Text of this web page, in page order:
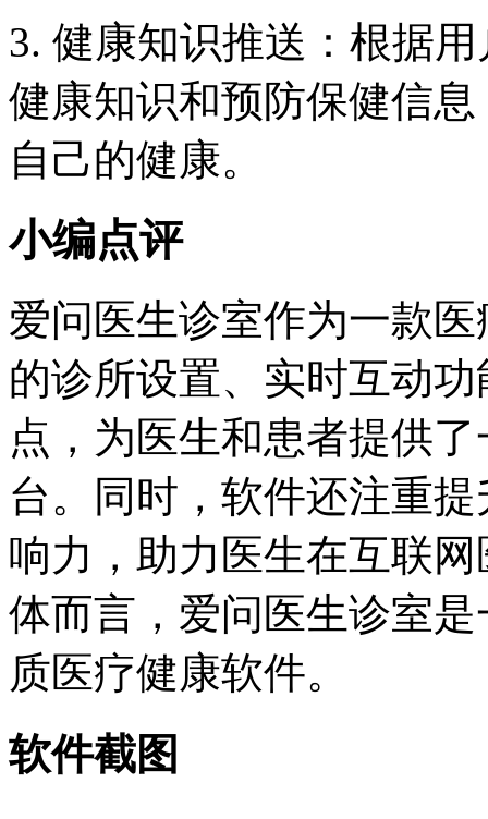
3. 健康知识推送：根据
健康知识和预防保健信
自己的健康。
小编点评
爱问医生诊室作为一款
的诊所设置、实时互动
点，为医生和患者提供
台。同时，软件还注重
响力，助力医生在互联
体而言，爱问医生诊室
质医疗健康软件。
软件截图